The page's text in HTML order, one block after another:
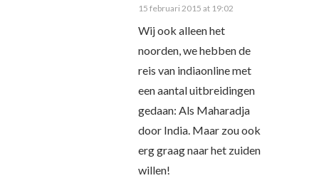
15 februari 2015 at 19:02
Wij ook alleen het
noorden, we hebben de
reis van indiaonline met
een aantal uitbreidingen
gedaan: Als Maharadja
door India. Maar zou ook
erg graag naar het zuiden
willen!